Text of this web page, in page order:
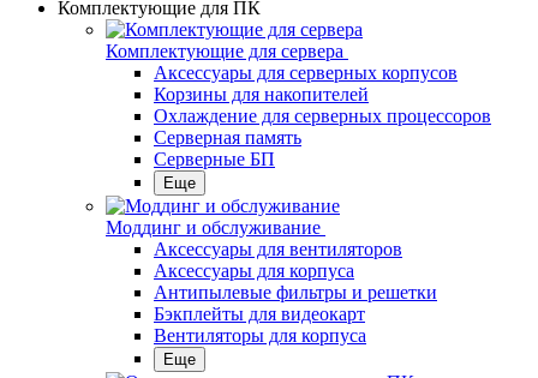
Комплектующие для ПК
Комплектующие для сервера
Аксессуары для серверных корпусов
Корзины для накопителей
Охлаждение для серверных процессоров
Серверная память
Серверные БП
Еще
Моддинг и обслуживание
Аксессуары для вентиляторов
Аксессуары для корпуса
Антипылевые фильтры и решетки
Бэкплейты для видеокарт
Вентиляторы для корпуса
Еще